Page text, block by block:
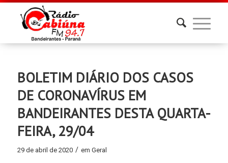
BOLETIM DIÁRIO DOS CASOS
DE CORONAVÍRUS EM
BANDEIRANTES DESTA QUARTA-
FEIRA, 29/04
29 de abril de 2020 / em Geral